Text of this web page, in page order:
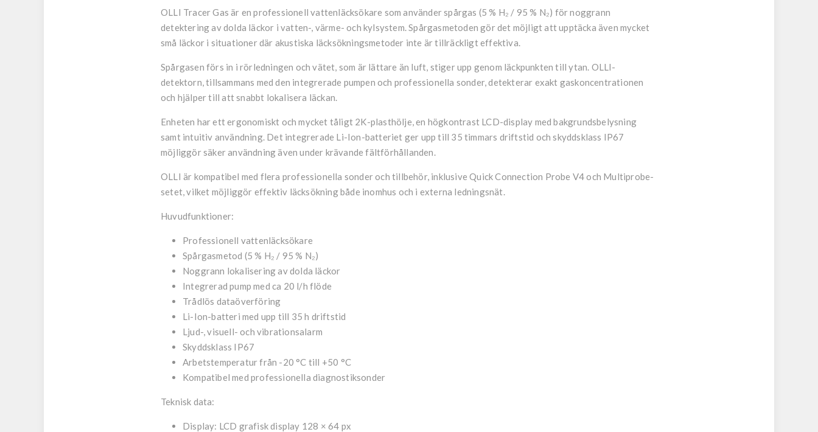
OLLI Tracer Gas är en professionell vattenläcksökare som använder spårgas (5 % H₂ / 95 % N₂) för noggrann
detektering av dolda läckor i vatten-, värme- och kylsystem. Spårgasmetoden gör det möjligt att upptäcka även mycket
små läckor i situationer där akustiska läcksökningsmetoder inte är tillräckligt effektiva.
Spårgasen förs in i rörledningen och vätet, som är lättare än luft, stiger upp genom läckpunkten till ytan. OLLI-
detektorn, tillsammans med den integrerade pumpen och professionella sonder, detekterar exakt gaskoncentrationen
och hjälper till att snabbt lokalisera läckan.
Enheten har ett ergonomiskt och mycket tåligt 2K-plasthölje, en högkontrast LCD-display med bakgrundsbelysning
samt intuitiv användning. Det integrerade Li-Ion-batteriet ger upp till 35 timmars driftstid och skyddsklass IP67
möjliggör säker användning även under krävande fältförhållanden.
OLLI är kompatibel med flera professionella sonder och tillbehör, inklusive Quick Connection Probe V4 och Multiprobe-
setet, vilket möjliggör effektiv läcksökning både inomhus och i externa ledningsnät.
Huvudfunktioner:
Professionell vattenläcksökare
Spårgasmetod (5 % H₂ / 95 % N₂)
Noggrann lokalisering av dolda läckor
Integrerad pump med ca 20 l/h flöde
Trådlös dataöverföring
Li-Ion-batteri med upp till 35 h driftstid
Ljud-, visuell- och vibrationsalarm
Skyddsklass IP67
Arbetstemperatur från -20 °C till +50 °C
Kompatibel med professionella diagnostiksonder
Teknisk data:
Display: LCD grafisk display 128 × 64 px